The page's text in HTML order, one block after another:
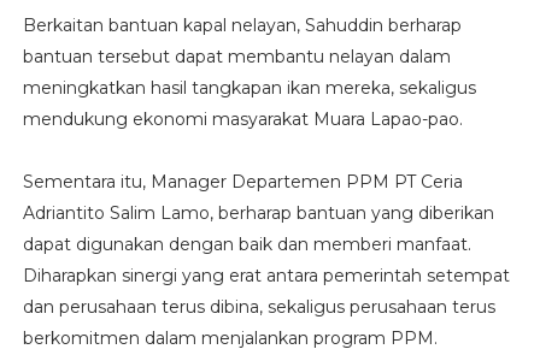
Berkaitan bantuan kapal nelayan, Sahuddin berharap
bantuan tersebut dapat membantu nelayan dalam
meningkatkan hasil tangkapan ikan mereka, sekaligus
mendukung ekonomi masyarakat Muara Lapao-pao.
Sementara itu, Manager Departemen PPM PT Ceria
Adriantito Salim Lamo, berharap bantuan yang diberikan
dapat digunakan dengan baik dan memberi manfaat.
Diharapkan sinergi yang erat antara pemerintah setempat
dan perusahaan terus dibina, sekaligus perusahaan terus
berkomitmen dalam menjalankan program PPM.